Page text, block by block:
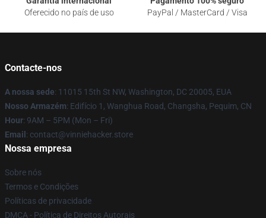
Oferecido no país de uso
PayPal / MasterCard / Visa
Contacte-nos
A nossa sede: 11015 15th St NW, Washington, DC 20005, EUA
Nosso Armazém: Edifício 1, Wanghua Road, Changsha, Pequim, CN
Hour: 9AM – 5PM (Mon – Fri)
Email : contact@vinniehacker.store
Nossa empresa
Sobre nós
Termos e Condições
Políticas de privacidade
DMCA - Política de Direitos Autorais